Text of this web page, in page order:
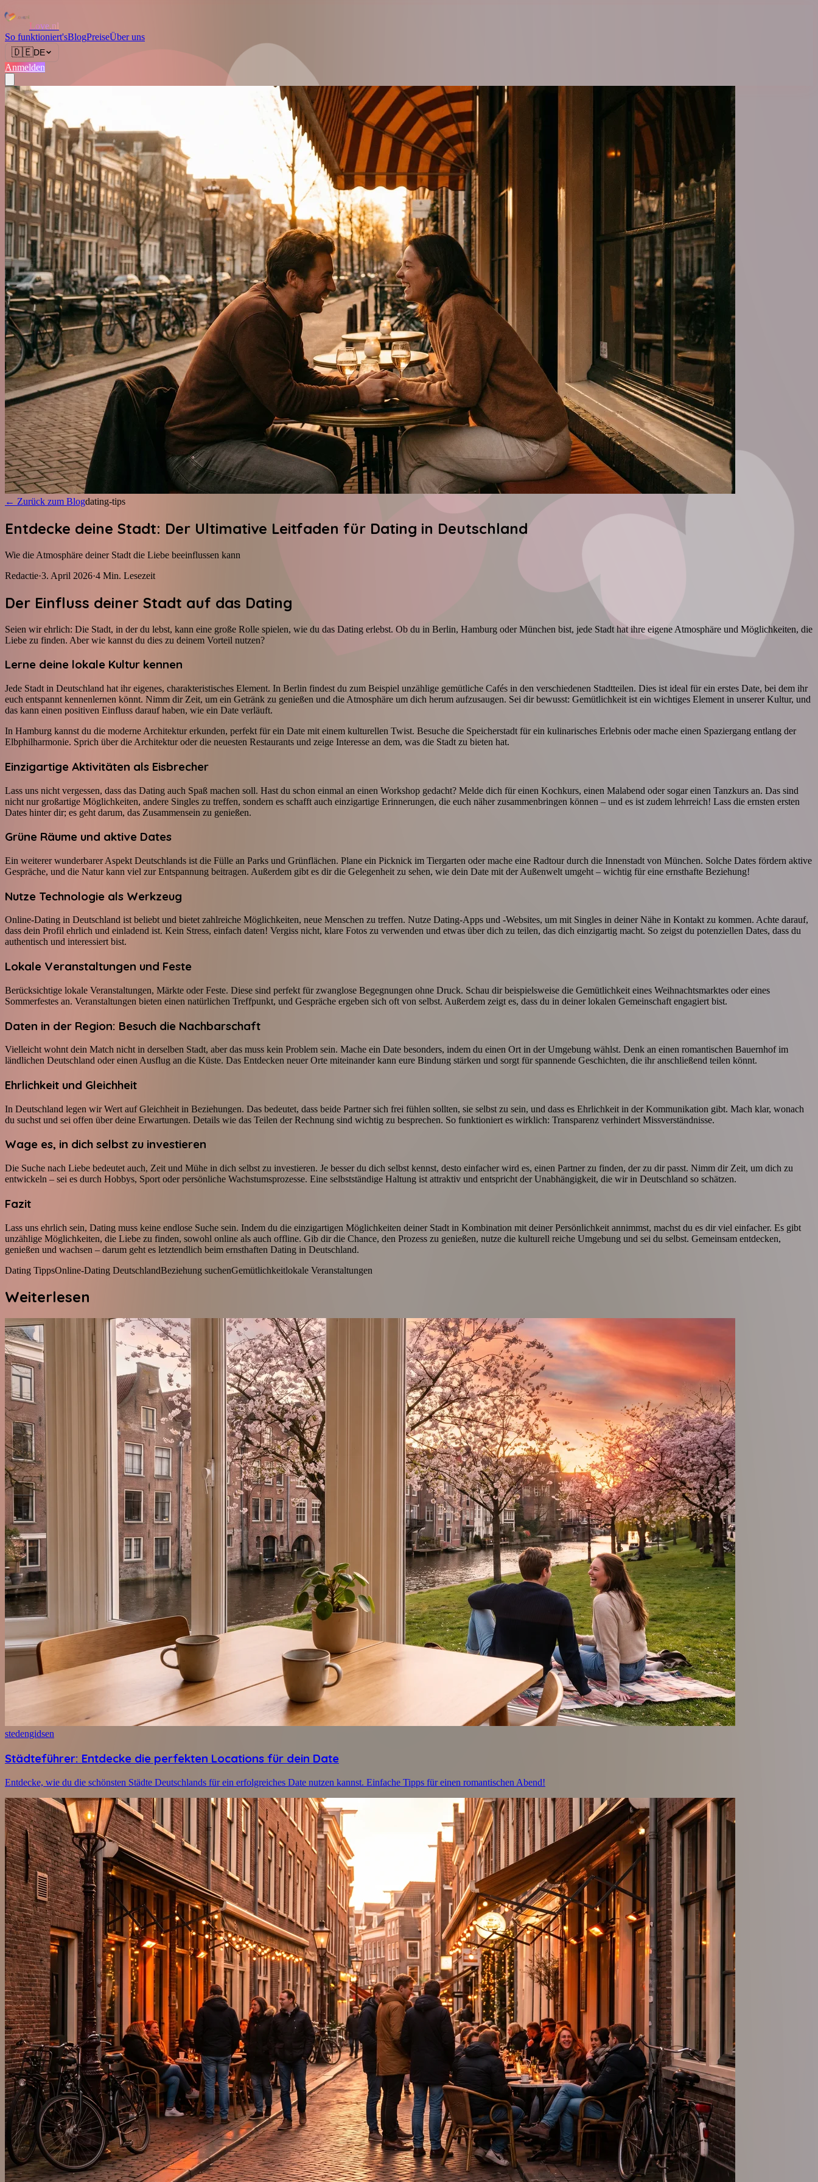
Love.nl
So funktioniert'sBlogPreiseÜber uns
🇩🇪DE
Anmelden
← Zurück zum Blogdating-tips
Entdecke deine Stadt: Der Ultimative Leitfaden für Dating in Deutschland
Wie die Atmosphäre deiner Stadt die Liebe beeinflussen kann
Redactie·3. April 2026·4 Min. Lesezeit
Der Einfluss deiner Stadt auf das Dating
Seien wir ehrlich: Die Stadt, in der du lebst, kann eine große Rolle spielen, wie du das Dating erlebst. Ob du in Berlin, Hamburg oder München bist, jede Stadt hat ihre eigene Atmosphäre und Möglichkeiten, die
Liebe zu finden. Aber wie kannst du dies zu deinem Vorteil nutzen?
Lerne deine lokale Kultur kennen
Jede Stadt in Deutschland hat ihr eigenes, charakteristisches Element. In Berlin findest du zum Beispiel unzählige gemütliche Cafés in den verschiedenen Stadtteilen. Dies ist ideal für ein erstes Date, bei dem ihr
euch entspannt kennenlernen könnt. Nimm dir Zeit, um ein Getränk zu genießen und die Atmosphäre um dich herum aufzusaugen. Sei dir bewusst: Gemütlichkeit ist ein wichtiges Element in unserer Kultur, und
das kann einen positiven Einfluss darauf haben, wie ein Date verläuft.
In Hamburg kannst du die moderne Architektur erkunden, perfekt für ein Date mit einem kulturellen Twist. Besuche die Speicherstadt für ein kulinarisches Erlebnis oder mache einen Spaziergang entlang der
Elbphilharmonie. Sprich über die Architektur oder die neuesten Restaurants und zeige Interesse an dem, was die Stadt zu bieten hat.
Einzigartige Aktivitäten als Eisbrecher
Lass uns nicht vergessen, dass das Dating auch Spaß machen soll. Hast du schon einmal an einen Workshop gedacht? Melde dich für einen Kochkurs, einen Malabend oder sogar einen Tanzkurs an. Das sind
nicht nur großartige Möglichkeiten, andere Singles zu treffen, sondern es schafft auch einzigartige Erinnerungen, die euch näher zusammenbringen können – und es ist zudem lehrreich! Lass die ernsten ersten
Dates hinter dir; es geht darum, das Zusammensein zu genießen.
Grüne Räume und aktive Dates
Ein weiterer wunderbarer Aspekt Deutschlands ist die Fülle an Parks und Grünflächen. Plane ein Picknick im Tiergarten oder mache eine Radtour durch die Innenstadt von München. Solche Dates fördern aktive
Gespräche, und die Natur kann viel zur Entspannung beitragen. Außerdem gibt es dir die Gelegenheit zu sehen, wie dein Date mit der Außenwelt umgeht – wichtig für eine ernsthafte Beziehung!
Nutze Technologie als Werkzeug
Online-Dating in Deutschland ist beliebt und bietet zahlreiche Möglichkeiten, neue Menschen zu treffen. Nutze Dating-Apps und -Websites, um mit Singles in deiner Nähe in Kontakt zu kommen. Achte darauf,
dass dein Profil ehrlich und einladend ist. Kein Stress, einfach daten! Vergiss nicht, klare Fotos zu verwenden und etwas über dich zu teilen, das dich einzigartig macht. So zeigst du potenziellen Dates, dass du
authentisch und interessiert bist.
Lokale Veranstaltungen und Feste
Berücksichtige lokale Veranstaltungen, Märkte oder Feste. Diese sind perfekt für zwanglose Begegnungen ohne Druck. Schau dir beispielsweise die Gemütlichkeit eines Weihnachtsmarktes oder eines
Sommerfestes an. Veranstaltungen bieten einen natürlichen Treffpunkt, und Gespräche ergeben sich oft von selbst. Außerdem zeigt es, dass du in deiner lokalen Gemeinschaft engagiert bist.
Daten in der Region: Besuch die Nachbarschaft
Vielleicht wohnt dein Match nicht in derselben Stadt, aber das muss kein Problem sein. Mache ein Date besonders, indem du einen Ort in der Umgebung wählst. Denk an einen romantischen Bauernhof im
ländlichen Deutschland oder einen Ausflug an die Küste. Das Entdecken neuer Orte miteinander kann eure Bindung stärken und sorgt für spannende Geschichten, die ihr anschließend teilen könnt.
Ehrlichkeit und Gleichheit
In Deutschland legen wir Wert auf Gleichheit in Beziehungen. Das bedeutet, dass beide Partner sich frei fühlen sollten, sie selbst zu sein, und dass es Ehrlichkeit in der Kommunikation gibt. Mach klar, wonach
du suchst und sei offen über deine Erwartungen. Details wie das Teilen der Rechnung sind wichtig zu besprechen. So funktioniert es wirklich: Transparenz verhindert Missverständnisse.
Wage es, in dich selbst zu investieren
Die Suche nach Liebe bedeutet auch, Zeit und Mühe in dich selbst zu investieren. Je besser du dich selbst kennst, desto einfacher wird es, einen Partner zu finden, der zu dir passt. Nimm dir Zeit, um dich zu
entwickeln – sei es durch Hobbys, Sport oder persönliche Wachstumsprozesse. Eine selbstständige Haltung ist attraktiv und entspricht der Unabhängigkeit, die wir in Deutschland so schätzen.
Fazit
Lass uns ehrlich sein, Dating muss keine endlose Suche sein. Indem du die einzigartigen Möglichkeiten deiner Stadt in Kombination mit deiner Persönlichkeit annimmst, machst du es dir viel einfacher. Es gibt
unzählige Möglichkeiten, die Liebe zu finden, sowohl online als auch offline. Gib dir die Chance, den Prozess zu genießen, nutze die kulturell reiche Umgebung und sei du selbst. Gemeinsam entdecken,
genießen und wachsen – darum geht es letztendlich beim ernsthaften Dating in Deutschland.
Dating TippsOnline-Dating DeutschlandBeziehung suchenGemütlichkeitlokale Veranstaltungen
Weiterlesen
stedengidsen
Städteführer: Entdecke die perfekten Locations für dein Date
Entdecke, wie du die schönsten Städte Deutschlands für ein erfolgreiches Date nutzen kannst. Einfache Tipps für einen romantischen Abend!